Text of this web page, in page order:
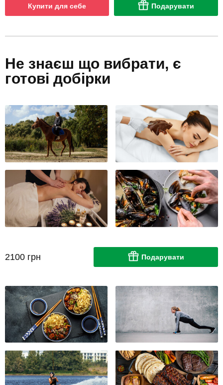
Купити для себе Подарувати
Не знаєш що вибрати, є
готові добірки
2100 грн Подарувати